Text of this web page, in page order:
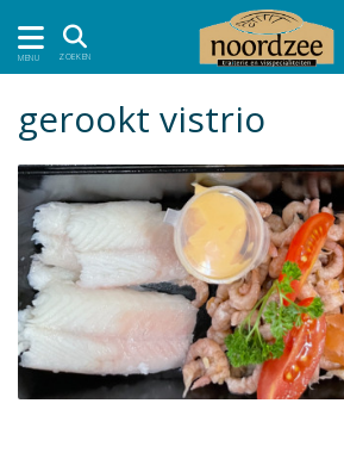
MENU ZOEKEN
gerookt vistrio